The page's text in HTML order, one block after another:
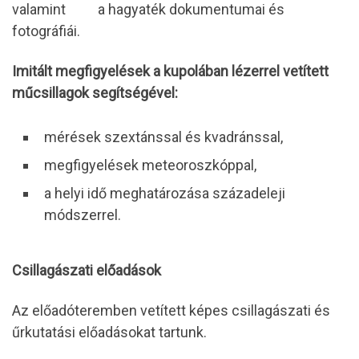
valamint a hagyaték dokumentumai és
fotográfiái.
Imitált megfigyelések a kupolában lézerrel vetített
műcsillagok segítségével:
mérések szextánssal és kvadránssal,
megfigyelések meteoroszkóppal,
a helyi idő meghatározása századeleji
módszerrel.
Csillagászati előadások
Az előadóteremben vetített képes csillagászati és
űrkutatási előadásokat tartunk.